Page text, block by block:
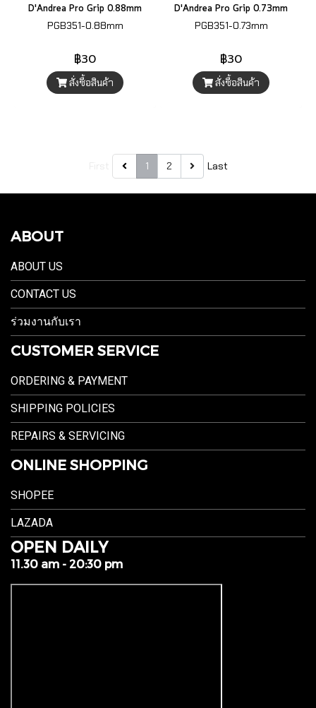
D'Andrea Pro Grip 0.88mm
PGB351-0.88mm
฿30
สั่งซื้อสินค้า
D'Andrea Pro Grip 0.73mm
PGB351-0.73mm
฿30
สั่งซื้อสินค้า
1 2 Last
ABOUT
ABOUT US
CONTACT US
ร่วมงานกับเรา
CUSTOMER SERVICE
ORDERING & PAYMENT
SHIPPING POLICIES
REPAIRS & SERVICING
ONLINE SHOPPING
SHOPEE
LAZADA
OPEN DAILY
11.30 am - 20:30 pm